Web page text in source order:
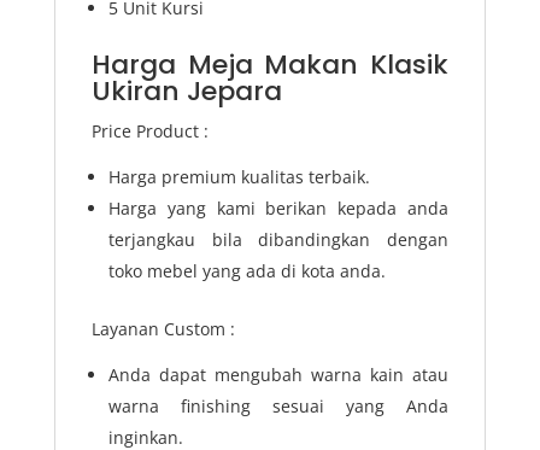
5 Unit Kursi
Harga Meja Makan Klasik
Ukiran Jepara
Price Product :
Harga premium kualitas terbaik.
Harga yang kami berikan kepada anda
terjangkau bila dibandingkan dengan
toko mebel yang ada di kota anda.
Layanan Custom :
Anda dapat mengubah warna kain atau
warna finishing sesuai yang Anda
inginkan.